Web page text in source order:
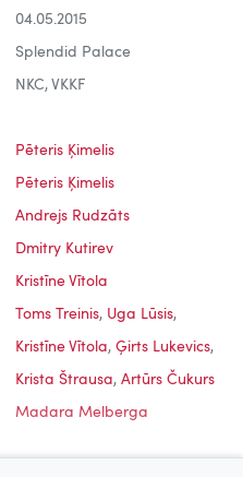
04.05.2015
Splendid Palace
NKC, VKKF
Pēteris Ķimelis
Pēteris Ķimelis
Andrejs Rudzāts
Dmitry Kutirev
Kristīne Vītola
Toms Treinis, Uga Lūsis,
Kristīne Vītola, Ģirts Lukevics,
Krista Štrausa, Artūrs Čukurs
Madara Melberga